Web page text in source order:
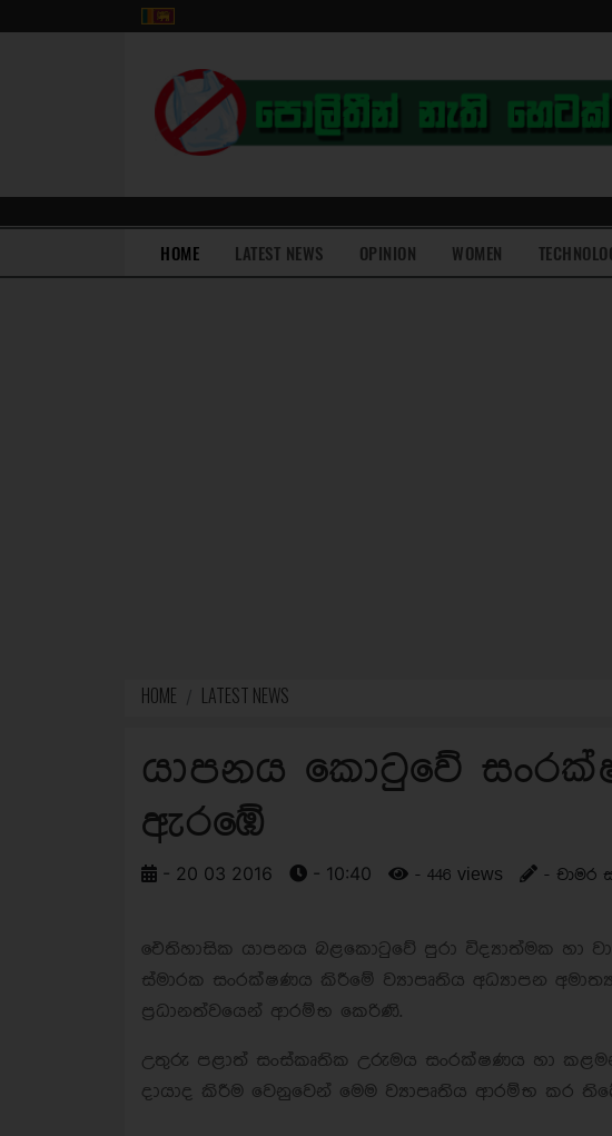
HOME(current)LATEST NEWS OPINION WOMEN
HOME LATEST NEWS
යාපනය කොටුවේ
ඇරඹේ
- 20 03 2016 - 10:40 - 446 views - චාමර
ඓතිහාසික යාපනය බළකොටුවේ පුරා විද්‍යාත්මක හා
ස්මාරක සංරක්ෂණය කිරීමේ ව්‍යාපෘතිය අධ්‍යාපන
ප්‍රධානත්වයෙන් ආරම්භ කෙරිණි.
උතුරු පළාත් සංස්කෘතික උරුමය සංරක්ෂණය හා
දායාද කිරීම වෙනුවෙන් මෙම ව්‍යාපෘතිය ආරම්භ කර